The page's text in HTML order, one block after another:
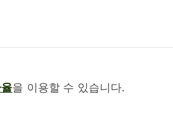
을 이용할 수 있습니다.